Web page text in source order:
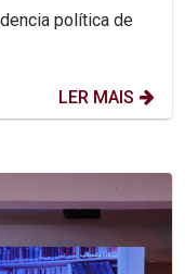
política de
LER MAIS